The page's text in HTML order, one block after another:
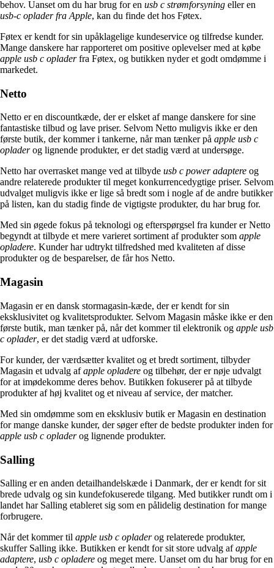
behov. Uanset om du har brug for en usb c strømforsyning eller en
usb-c oplader fra Apple, kan du finde det hos Føtex.
Føtex er kendt for sin upåklagelige kundeservice og tilfredse kunder.
Mange danskere har rapporteret om positive oplevelser med at købe
apple usb c opladerfra Føtex, og butikken nyder et godt omdømme i
markedet.
Netto
Netto er en discountkæde, der er elsket af mange danskere for sine
fantastiske tilbud og lave priser. Selvom Netto muligvis ikke er den
første butik, der kommer i tankerne, når man tænker på apple usb c
opladerog lignende produkter, er det stadig værd at undersøge.
Netto har overrasket mange ved at tilbyde usb c power adaptere og
andre relaterede produkter til meget konkurrencedygtige priser. Selvom
udvalget muligvis ikke er lige så bredt som i nogle af de andre butikker
på listen, kan du stadig finde de vigtigste produkter, du har brug for.
Med sin øgede fokus på teknologi og efterspørgsel fra kunder er Netto
begyndt at tilbyde et mere varieret sortiment af produkter som apple
opladere. Kunder har udtrykt tilfredshed med kvaliteten af ​​disse
produkter og de besparelser, de får hos Netto.
Magasin
Magasin er en dansk stormagasin-kæde, der er kendt for sin
eksklusivitet og kvalitetsprodukter. Selvom Magasin måske ikke er den
første butik, man tænker på, når det kommer til elektronik og apple usb
c oplader, er det stadig værd at udforske.
For kunder, der værdsætter kvalitet og et bredt sortiment, tilbyder
Magasin et udvalg afapple opladere og tilbehør, der er nøje udvalgt
for at imødekomme deres behov. Butikken fokuserer på at tilbyde
produkter af høj kvalitet og et niveau af service, der matcher.
Med sin omdømme som en eksklusiv butik er Magasin en destination
for mange danske kunder, der søger efter de bedste produkter inden for
apple usb c opladerog lignende produkter.
Salling
Salling er en anden detailhandelskæde i Danmark, der er kendt for sit
brede udvalg og sin kundefokuserede tilgang. Med butikker rundt om i
landet har Salling etableret sig som en pålidelig destination for mange
forbrugere.
Når det kommer til apple usb c opladerog relaterede produkter,
skuffer Salling ikke. Butikken er kendt for sit store udvalg afapple
adaptere, usb c opladere og meget mere. Uanset om du har brug for en